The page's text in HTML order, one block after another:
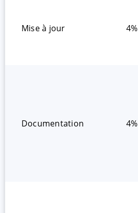
Mise à jour 4%
Documentation 4%